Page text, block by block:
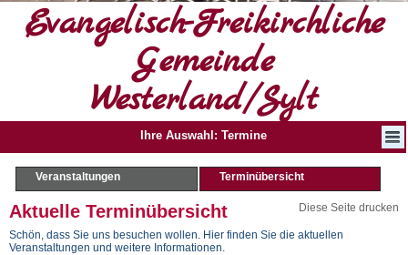
Evangelisch-Freikirchliche
Gemeinde
Westerland/Sylt
Ihre Auswahl: Termine
Veranstaltungen Terminübersicht
Diese Seite drucken
Aktuelle Terminübersicht
Schön, dass Sie uns besuchen wollen. Hier finden Sie die aktuellen
Veranstaltungen und weitere Informationen.